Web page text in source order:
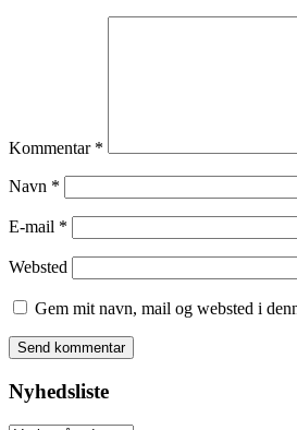
Kommentar *
Navn *
E-mail *
Websted
Gem mit navn, mail og websted i
Nyhedsliste